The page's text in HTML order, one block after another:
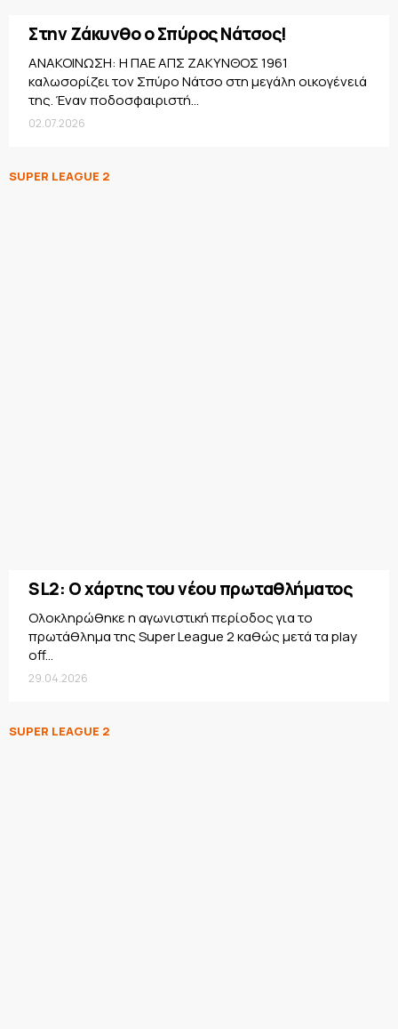
Στην Ζάκυνθο ο Σπύρος Νάτσος!
ΑΝΑΚΟΙΝΩΣΗ: Η ΠΑΕ ΑΠΣ ΖΑΚΥΝΘΟΣ 1961
καλωσορίζει τον Σπύρο Νάτσο στη μεγάλη οικογένειά
της. Έναν ποδοσφαιριστή...
02.07.2026
SUPER LEAGUE 2
SL2: Ο χάρτης του νέου πρωταθλήματος
Oλοκληρώθηκε η αγωνιστική περίοδος για το
πρωτάθλημα της Super League 2 καθώς μετά τα play
off...
29.04.2026
SUPER LEAGUE 2